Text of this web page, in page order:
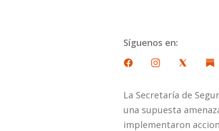
Síguenos en:
La Secretaría de
una supuesta
implementaron